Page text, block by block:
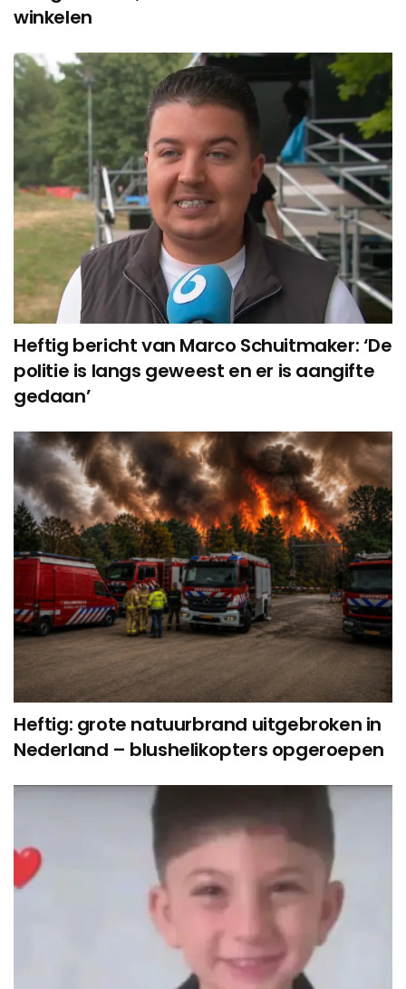
winkelen
Heftig bericht van Marco Schuitmaker: ‘De
politie is langs geweest en er is aangifte
gedaan’
Heftig: grote natuurbrand uitgebroken in
Nederland – blushelikopters opgeroepen